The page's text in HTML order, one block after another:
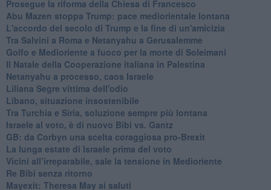
Prosegue la riforma della Chiesa di Francesco
Abu Mazen stoppa Trump: pace mediorientale lontana
L'accordo del secolo di Trump e la fine di un'amicizia
Tra Salvini a Roma e Netanyahu a Gerusalemme
Golfo e Medioriente a fuoco per la morte di Soleimani
Il Natale della Cooperazione italiana in Palestina
Netanyahu a processo, caos Israele
Liliana Segre vittima dell'odio
Libano, situazione insostenibile
Tra Turchia e Siria, soluzione sempre più lontana
Israele al voto, è di nuovo Bibi vs. Gantz
GB: da Corbyn una scelta coraggiosa pro-Brexit
La lunga estate di Israele prima del voto
Vicini all’irreparabile, sale la tensione in Medioriente
Re Bibi senza ritorno
Mayexit: Theresa May ai saluti